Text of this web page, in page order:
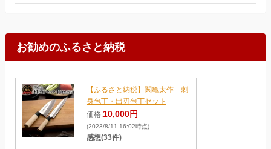
お勧めのふるさと納税
【ふるさと納税】関亀太作 刺
身包丁・出刃包丁セット
価格:10,000円
(2023/8/11 16:02時点)
感想(33件)